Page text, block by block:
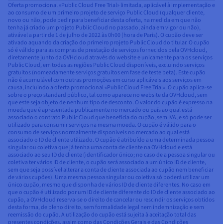
Oferta promocional «Public Cloud Free Trial» limitada, aplicável à implementação e
ao consumo de um primeiro projeto de serviço Public Cloud (qualquer cliente,
novo ou não, pode pedir para beneficiar desta oferta, na medida em que não
tenha já criado um projeto Public Cloud no passado, ainda em vigor ou não),
ativável a partir de 1 de julho de 2022 às 0h00 (hora de Paris). O cupão deve ser
ativado aquando da criação do primeiro projeto Public Cloud do titular. O cupão
só é válido para as compras de prestação de serviços fornecidos pela OVHcloud,
diretamente junto da OVHcloud através do website e unicamente para os serviços
Public Cloud, em todas as regiões Public Cloud disponíveis, excluindo serviços
gratuitos (nomeadamente serviços gratuitos em fase de teste beta). Este cupão
não é acumulável com outras promoções em curso aplicáveis aos serviços em
causa, incluindo a oferta promocional «Public Cloud Free Trial». O cupão aplica-se
sobre o preço standard público, tal como aparece no website da OVHcloud, sem
que este seja objeto de nenhum tipo de desconto. O valor do cupão é expresso na
moeda que é apresentada publicamente no mercado ou país ao qual está
associado o contrato Public Cloud que beneficia do cupão, sem IVA, e só pode ser
utilizado para consumir serviços na mesma moeda. O cupão é válido para o
consumo de serviços normalmente disponíveis no mercado ao qual está
associado o ID de cliente utilizado. O cupão é atribuído a uma determinada pessoa
singular ou coletiva que já tenha uma conta de cliente na OVHcloud e está
associado ao seu ID de cliente (identificador único; no caso de a pessoa singular ou
coletiva ter vários ID de cliente, o cupão será associado a um único ID de cliente,
sem que seja possível alterar a conta de cliente associada ao cupão nem beneficiar
de vários cupões). Uma mesma pessoa singular ou coletiva só poderá utilizar um
único cupão, mesmo que disponha de vários ID de cliente diferentes. No caso em
que o cupão é utilizado por um ID de cliente diferente do ID de cliente associado ao
cupão, a OVHcloud reserva-se o direito de cancelar ou rescindir os serviços obtidos
desta forma, de pleno direito, sem formalidade legal nem indemnização e sem
reemissão do cupão. A utilização do cupão está sujeita à aceitação total das
presentes condições, assim como das Condições Gerais e das Condições